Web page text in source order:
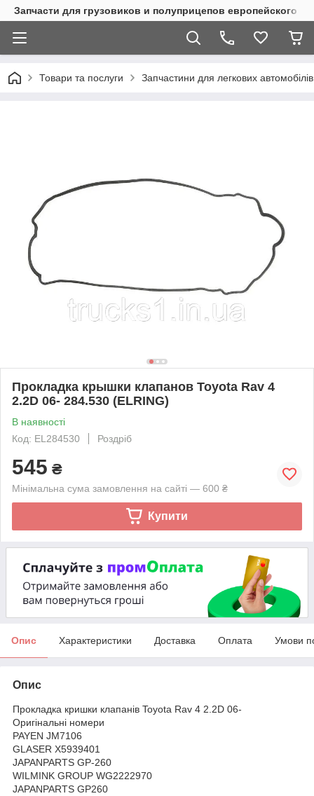
Запчасти для грузовиков и полуприцепов европейского
Товари та послуги Запчастини для легкових автомобілів
Прокладка крышки клапанов Toyota Rav 4
2.2D 06- 284.530 (ELRING)
В наявності
Код: EL284530
Роздріб
545 ₴
Мінімальна сума замовлення на сайті — 600 ₴
Купити
Опис Характеристики Доставка Оплата Умови
Опис
Прокладка кришки клапанів Toyota Rav 4 2.2D 06-
Оригінальні номери
PAYEN JM7106
GLASER X5939401
JAPANPARTS GP-260
WILMINK GROUP WG2222970
JAPANPARTS GP260